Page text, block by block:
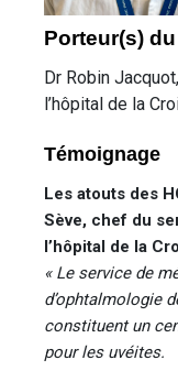
Porteur(s)
Dr Robin
l’hôpital de la
Témoignage
Les atouts des
Sève, chef du
l’hôpital de la
« Le service de
d’ophtalmologie
constituent un
pour les uvéites.